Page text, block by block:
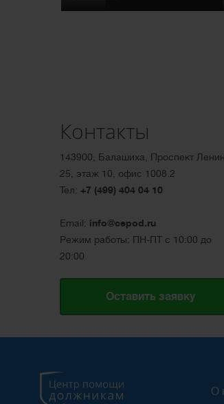
Контакты
143900, Балашиха, Проспект
25, этаж 10, офис 1008.2
Тел: +7 (499) 404 04 10
Email: info@cepod.ru
Режим работы: ПН-ПТ с 10:00 до
20:00
Оставить заявку
О